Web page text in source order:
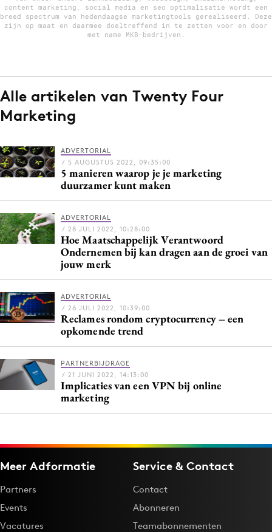
9 sept: GenAI-training
12 nov: MarketingLive!
Events
Opleidingen
Academy
Partners
Topics
Artificial Intelligence
Bureaus
Campagnes
Carriere
Contentmarketing
Craft
Customer Experience
Data & Insights
Design
Diversiteit
Effectiviteit
Gedragsverandering
Influencer marketing
Interne communicatie
content marketing, social media en seo optimalisatie wordt een
breed spectrum van hedendaagse marketingtools gerealiseerd. Deze
zijn op maat en daarmee doeltreffend in te zetten voor en door
met name MKB-bedrijven.
Alle artikelen van Twenty Four
Marketing
ADVERTORIAL
/ 5 AUGUSTUS 2022, 09:35:00
5 manieren waarop je je marketing
duurzamer kunt maken
ADVERTORIAL
/ 28 JULI 2022, 10:28:00
Hoe Maatschappelijk Verantwoord
Ondernemen bij kan dragen aan de groei van
jouw merk
ADVERTORIAL
/ 26 JULI 2022, 10:39:00
Reclames rondom cryptocurrency – een
opkomende trend
PARTNERBIJDRAGE
/ 21 JUNI 2022, 14:13:00
Implicaties van een VPN bij online
marketing
Meer Adformatie
Partners
Events
Vacatures
Service & Contact
Contact
Abonneren
Teamabonnementen